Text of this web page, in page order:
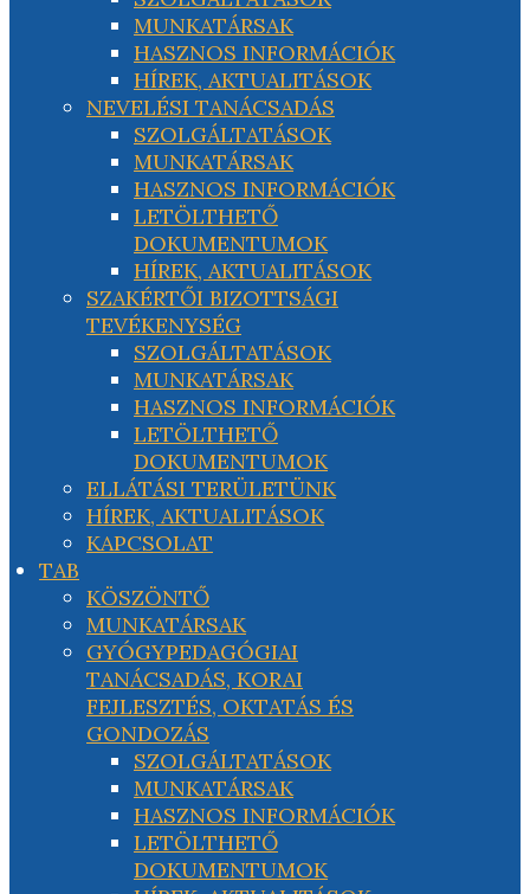
MUNKATÁRSAK
HASZNOS INFORMÁCIÓK
HÍREK, AKTUALITÁSOK
NEVELÉSI TANÁCSADÁS
SZOLGÁLTATÁSOK
MUNKATÁRSAK
HASZNOS INFORMÁCIÓK
LETÖLTHETŐ
DOKUMENTUMOK
HÍREK, AKTUALITÁSOK
SZAKÉRTŐI BIZOTTSÁGI
TEVÉKENYSÉG
SZOLGÁLTATÁSOK
MUNKATÁRSAK
HASZNOS INFORMÁCIÓK
LETÖLTHETŐ
DOKUMENTUMOK
ELLÁTÁSI TERÜLETÜNK
HÍREK, AKTUALITÁSOK
KAPCSOLAT
TAB
KÖSZÖNTŐ
MUNKATÁRSAK
GYÓGYPEDAGÓGIAI
TANÁCSADÁS, KORAI
FEJLESZTÉS, OKTATÁS ÉS
GONDOZÁS
SZOLGÁLTATÁSOK
MUNKATÁRSAK
HASZNOS INFORMÁCIÓK
LETÖLTHETŐ
DOKUMENTUMOK